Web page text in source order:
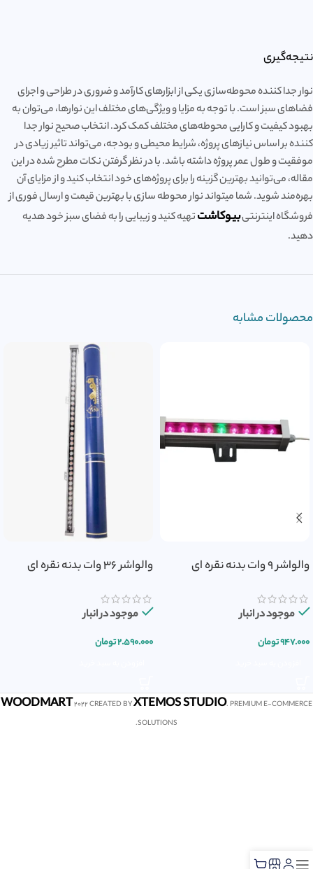
نتیجه‌گیری
نوار جدا کننده محوطه‌سازی یکی از ابزارهای کارآمد و ضروری در طراحی و اجرای
فضاهای سبز است. با توجه به مزایا و ویژگی‌های مختلف این نوارها، می‌توان به
بهبود کیفیت و کارایی محوطه‌های مختلف کمک کرد. انتخاب صحیح نوار جدا
کننده بر اساس نیازهای پروژه، شرایط محیطی و بودجه، می‌تواند تاثیر زیادی در
موفقیت و طول عمر پروژه داشته باشد. با در نظر گرفتن نکات مطرح شده در این
مقاله، می‌توانید بهترین گزینه را برای پروژه‌های خود انتخاب کنید و از مزایای آن
بهره‌مند شوید. شما میتواند نوار محوطه سازی با بهترین قیمت و ارسال فوری از
فروشگاه اینترنتیبیوکاشتتهیه کنید و زیبایی را به فضای سبز خود هدیه
دهید.
محصولات مشابه
والواشر 9 وات بدنه نقره ای
موجود در انبار
۹۴۷.۰۰۰تومان
والواشر 36 وات بدنه نقره ای
موجود در انبار
۲.۵۹۰.۰۰۰تومان
WOODMART2022 CREATED BYXTEMOS STUDIO. PREMIUM E-COMMERCE
SOLUTIONS.